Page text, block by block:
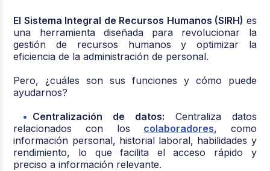
El Sistema Integral de Recursos Humanos (SIRH) es
una herramienta diseñada para revolucionar la
gestión de recursos humanos y optimizar la
eficiencia de la administración de personal.
Pero, ¿cuáles son sus funciones y cómo puede
ayudarnos?
Centralización de datos: Centraliza datos
relacionados con los colaboradores, como
información personal, historial laboral, habilidades y
rendimiento, lo que
facilita el acceso rápido y
preciso a información relevante.